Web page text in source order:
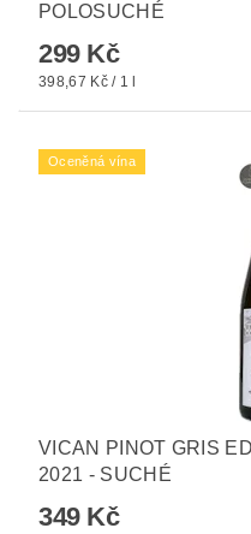
POLOSUCHÉ
299 Kč
398,67 Kč / 1 l
Oceněná vína
VICAN PINOT GRIS
2021 - SUCHÉ
349 Kč